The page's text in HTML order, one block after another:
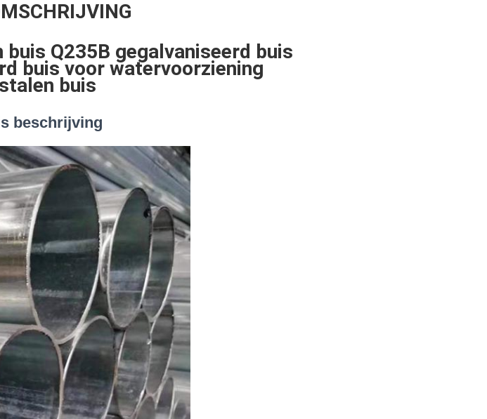
Q235B gegalvaniseerd buis
buis voor watervoorziening
buis
beschrijving